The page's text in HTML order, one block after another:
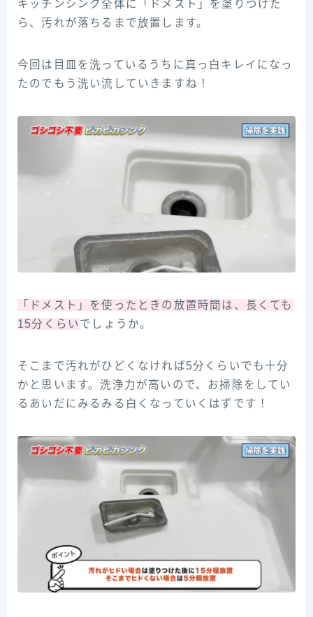
キッチンシンク全体に「ドメスト」を塗りつけた
ら、汚れが落ちるまで放置します。
今回は目皿を洗っているうちに真っ白キレイになっ
たのでもう洗い流していきますね！
「ドメスト」を使ったときの放置時間は、長くても
15分くらい でしょうか。
そこまで汚れがひどくなければ5分くらいでも十分
かと思います。洗浄力が高いので、お掃除をしてい
るあいだにみるみる白くなっていくはずです！